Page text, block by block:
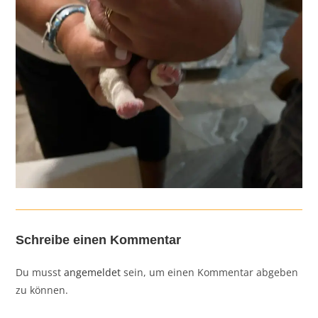
Schreibe einen Kommentar
Du musstangemeldet sein, um einen Kommentar abgeben
zu können.